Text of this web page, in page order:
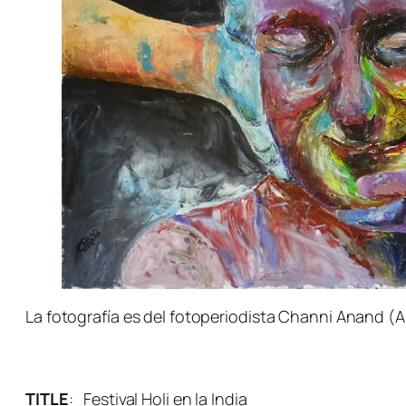
La fotografía es del fotoperiodista Channi Anand
TITLE: Festival Holi en la India